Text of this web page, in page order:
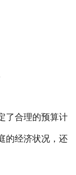
合理的预算计
的经济状况，还